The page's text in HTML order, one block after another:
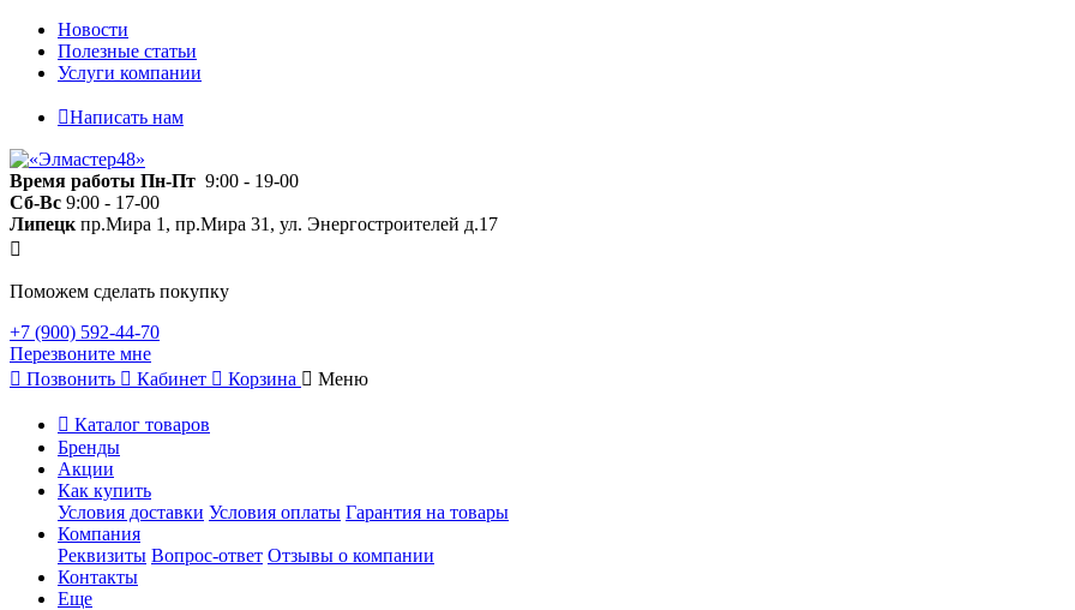
Новости
Полезные статьи
Услуги компании
Написать нам
Время работы Пн-Пт 9:00 - 19-00
Сб-Вс 9:00 - 17-00
Липецк пр.Мира 1, пр.Мира 31, ул. Энергостроителей д.17
Поможем сделать покупку
+7 (900) 592-44-70
Перезвоните мне
Позвонить
Кабинет Корзина Меню
Каталог товаров
Бренды
Акции
Как купить
Условия доставки Условия оплаты Гарантия на товары
Компания
Реквизиты Вопрос-ответ Отзывы о компании
Контакты
Еще